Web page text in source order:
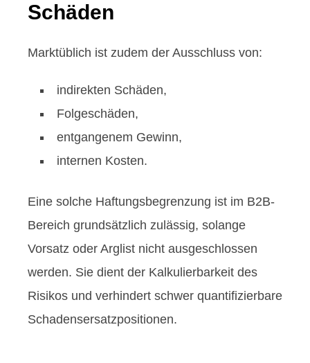
Schäden
Marktüblich ist zudem der Ausschluss von:
indirekten Schäden,
Folgeschäden,
entgangenem Gewinn,
internen Kosten.
Eine solche Haftungsbegrenzung ist im B2B-
Bereich grundsätzlich zulässig, solange
Vorsatz oder Arglist nicht ausgeschlossen
werden. Sie dient der Kalkulierbarkeit des
Risikos und verhindert schwer quantifizierbare
Schadensersatzpositionen.